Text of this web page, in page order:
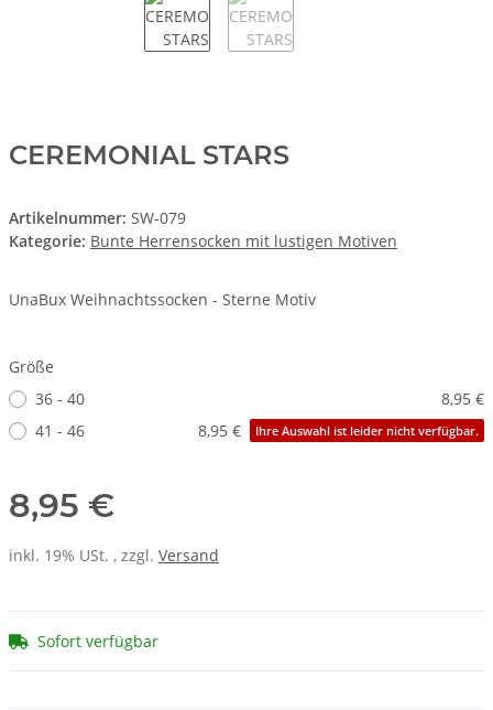
CEREMONIAL STARS
Artikelnummer: SW-079
Kategorie: Bunte Herrensocken mit lustigen Motiven
UnaBux Weihnachtssocken - Sterne Motiv
Größe
36 - 40
8,95 €
41 - 46
8,95 € Ihre Auswahl ist leider nicht verfügbar.
8,95 €
inkl. 19% USt. , zzgl. Versand
Sofort verfügbar